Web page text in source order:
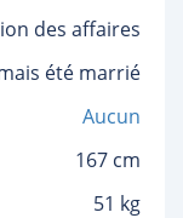
des affaires
été marrié
Aucun
167 cm
51 kg